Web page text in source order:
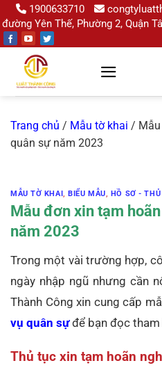
Chuyển
đến
nội
1900633710
đường Yên Thế, Phường 2, Quận
Trang chủ / Mẫu tờ khai /
quân sự năm 2023
MẪU TỜ KHAI,BIỂU MẪU, HỒ SƠ - THỦ
Mẫu đơn xin tạm
năm 2023
Trong một vài trường hợp,
ngày nhập ngũ nhưng cần
Thành Công xin cung cấp
vụ quân sựđể bạn đọc tham
Thủ tục xin tạm hoãn